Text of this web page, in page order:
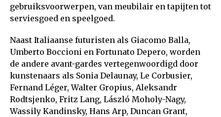
gebruiksvoorwerpen, van meubilair en tapijten tot
serviesgoed en speelgoed.
Naast Italiaanse futuristen als Giacomo Balla,
Umberto Boccioni en Fortunato Depero, worden
de andere avant-gardes vertegenwoordigd door
kunstenaars als Sonia Delaunay, Le Corbusier,
Fernand Léger, Walter Gropius, Aleksandr
Rodtsjenko, Fritz Lang, László Moholy-Nagy,
Wassily Kandinsky, Hans Arp, Duncan Grant,